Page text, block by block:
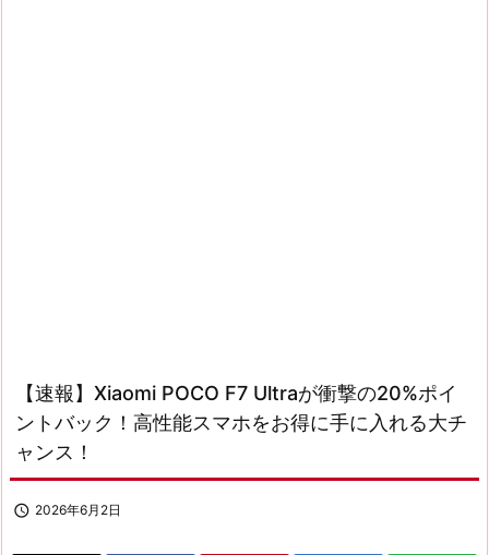
【速報】Xiaomi POCO F7 Ultraが衝撃の20%ポイ
ントバック！高性能スマホをお得に手に入れる大チ
ャンス！
 2026年6月2日